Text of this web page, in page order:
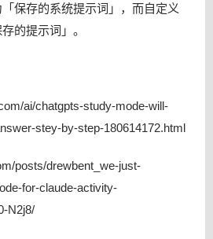
保存的系统提示词」，而自定义
的提示词」。
ai/chatgpts-study-mode-will-
stey-by-step-180614172.html
posts/drewbent_we-just-
for-claude-activity-
N2j8/